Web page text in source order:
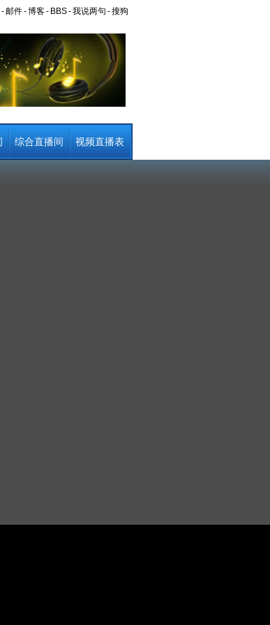
-邮件-博客- BBS-我说两句 -搜狗
综合直播间 视频直播表